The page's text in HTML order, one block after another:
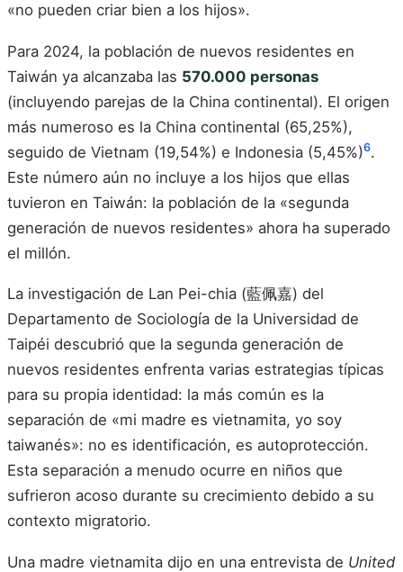
«no pueden criar bien a los hijos».
Para 2024, la población de nuevos residentes en
Taiwán ya alcanzaba las 570.000 personas
(incluyendo parejas de la China continental). El origen
más numeroso es la China continental (65,25%),
seguido de Vietnam (19,54%) e Indonesia (5,45%)6.
Este número aún no incluye a los hijos que ellas
tuvieron en Taiwán: la población de la «segunda
generación de nuevos residentes» ahora ha superado
el millón.
La investigación de Lan Pei-chia (藍佩嘉) del
Departamento de Sociología de la Universidad de
Taipéi descubrió que la segunda generación de
nuevos residentes enfrenta varias estrategias típicas
para su propia identidad: la más común es la
separación de «mi madre es vietnamita, yo soy
taiwanés»: no es identificación, es autoprotección.
Esta separación a menudo ocurre en niños que
sufrieron acoso durante su crecimiento debido a su
contexto migratorio.
Una madre vietnamita dijo en una entrevista de United